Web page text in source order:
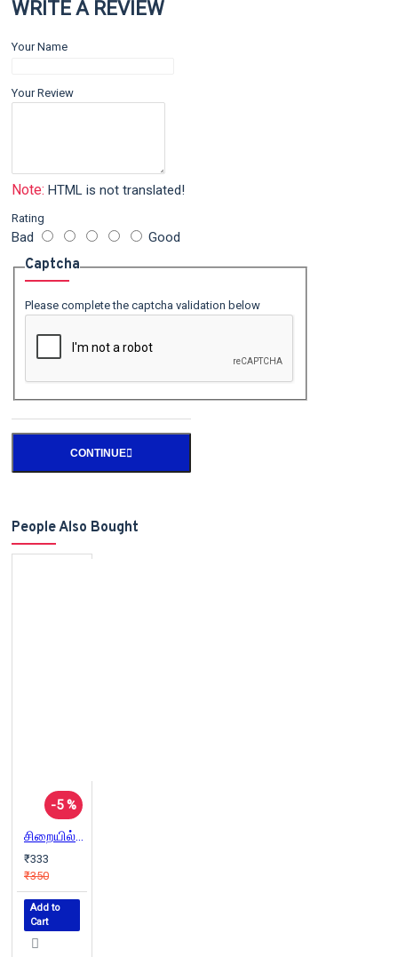
WRITE A REVIEW
Your Name
Your Review
Note: HTML is not translated!
Rating
Bad Good
Captcha
Please complete the captcha validation below
CONTINUE
People Also Bought
-5 %
சிறையில் எனது நாட்கள்
₹333
₹350
Add to
Cart